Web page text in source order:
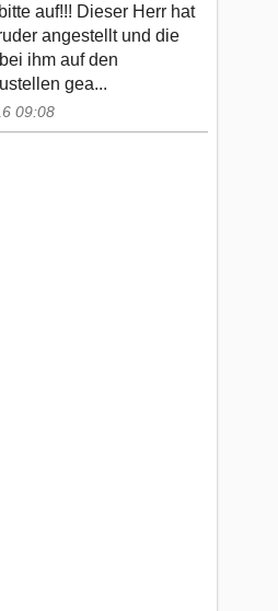
auf!!! Dieser Herr hat
angestellt und die
ihm auf den
gea...
09:08